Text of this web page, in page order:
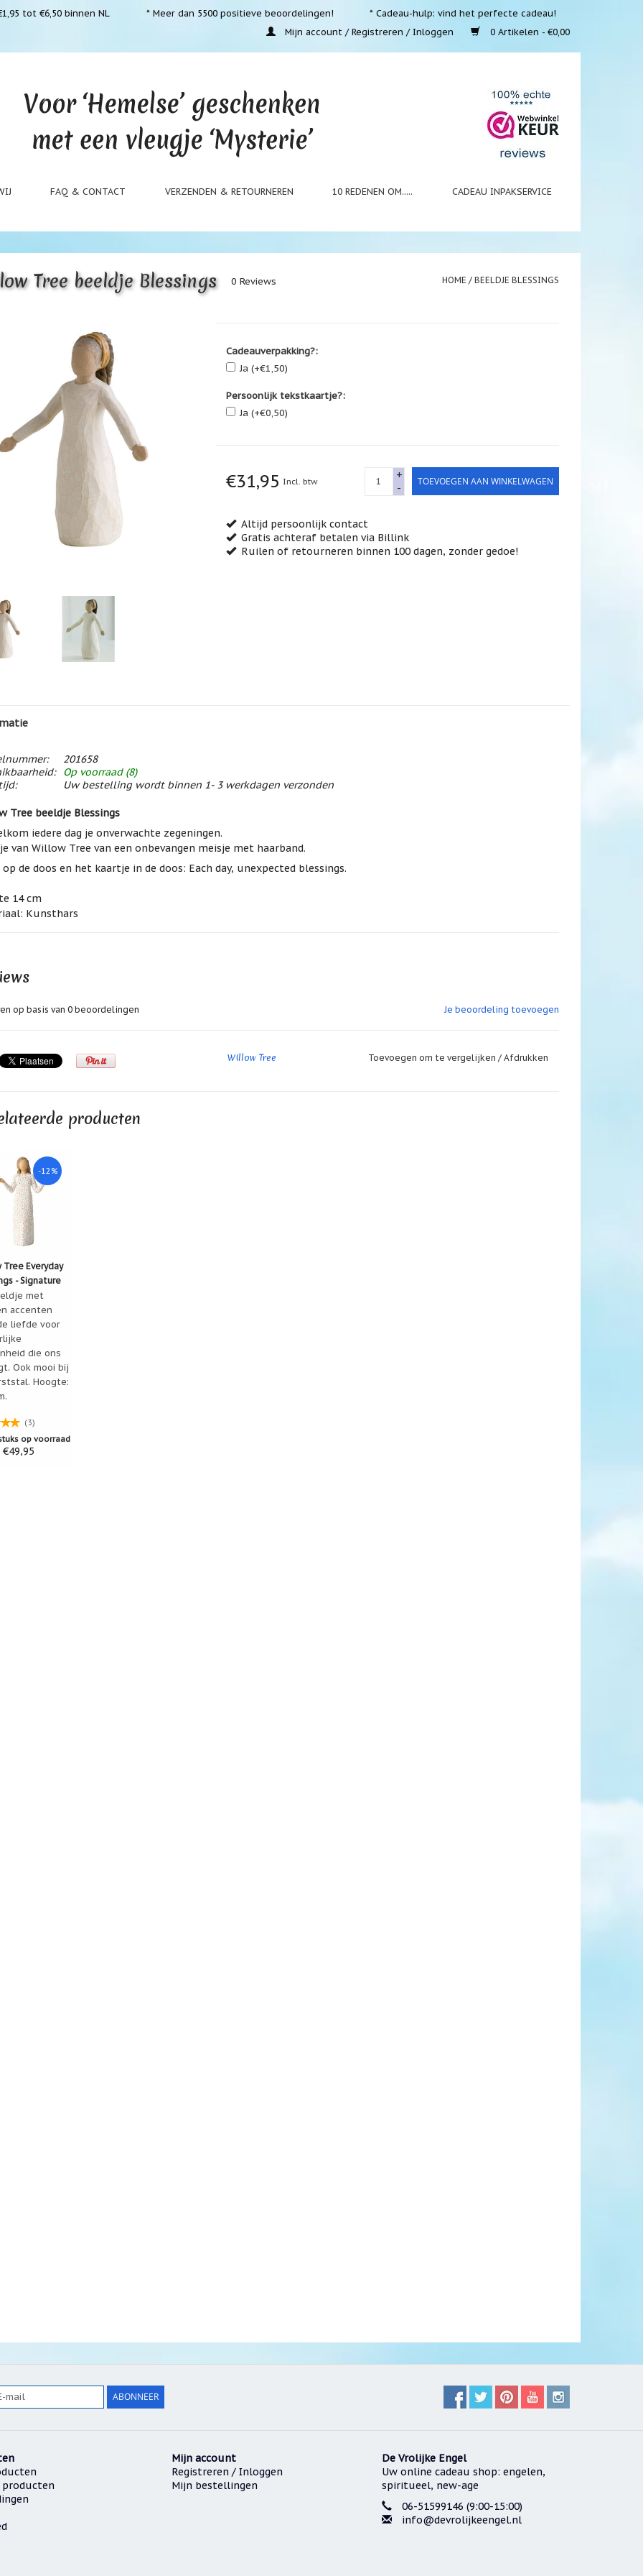
tot €6,50 binnen NL * Meer dan 5500 positieve beoordelingen!
* Cadeau-hulp: vind het perfecte cadeau!
Mijn account / Registreren / Inloggen
0 Artikelen - €0,00
FAQ & CONTACT VERZENDEN & RETOURNEREN 10 REDENEN OM..... CADEAU INPAKSERVICE
Tree beeldje Blessings 0 Reviews HOME / BEELDJE BLESSINGS
Cadeauverpakking?:
Ja (+€1,50)
Persoonlijk tekstkaartje?:
Ja (+€0,50)
€31,95 Incl. btw
+
-
TOEVOEGEN AAN WINKELWAGEN
Altijd persoonlijk contact
Gratis achteraf betalen via Billink
Ruilen of retourneren binnen 100 dagen, zonder gedoe!
201658
Op voorraad (8)
Uw bestelling wordt binnen 1- 3 werkdagen verzonden
Tree beeldje Blessings
iedere dag je onverwachte zegeningen.
van Willow Tree van een onbevangen meisje met haarband.
op de doos en het kaartje in de doos: Each day, unexpected blessings.
14 cm
Kunsthars
Je beoordeling toevoegen
op basis van 0beoordelingen
Willow Tree Toevoegen om te vergelijken / Afdrukken
producten
-12%
Tree Everyday
- Signature
met
accenten
liefde voor
die ons
Ook mooi bij
Hoogte:
(3)
op voorraad
€49,95
ABONNEER
producten
Mijn account
Registreren / Inloggen
Mijn bestellingen
De Vrolijke Engel
Uw online cadeau shop: engelen,
spiritueel, new-age
06-51599146 (9:00-15:00)
info@devrolijkeengel.nl